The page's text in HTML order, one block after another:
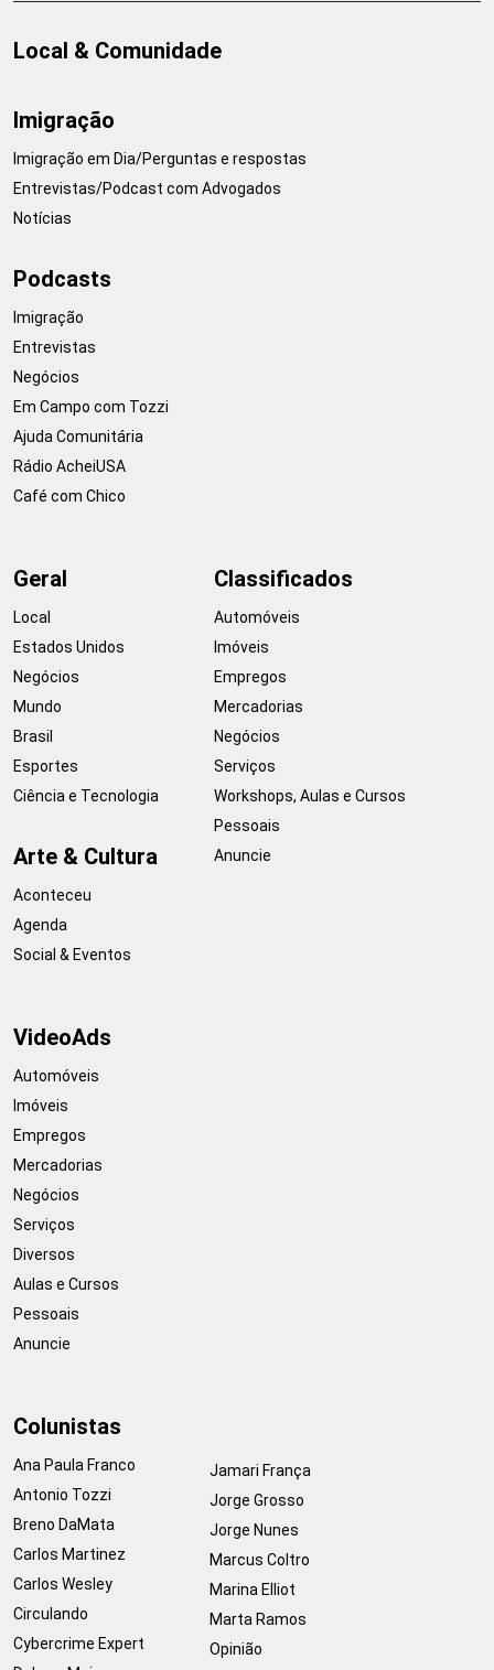
Local & Comunidade
Imigração
Imigração em Dia/Perguntas e respostas
Entrevistas/Podcast com Advogados
Notícias
Podcasts
Imigração
Entrevistas
Negócios
Em Campo com Tozzi
Ajuda Comunitária
Rádio AcheiUSA
Café com Chico
Geral
Local
Estados Unidos
Negócios
Mundo
Brasil
Esportes
Ciência e Tecnologia
Arte & Cultura
Aconteceu
Agenda
Social & Eventos
Classificados
Automóveis
Imóveis
Empregos
Mercadorias
Negócios
Serviços
Workshops, Aulas e Cursos
Pessoais
Anuncie
VideoAds
Automóveis
Imóveis
Empregos
Mercadorias
Negócios
Serviços
Diversos
Aulas e Cursos
Pessoais
Anuncie
Colunistas
Ana Paula Franco
Antonio Tozzi
Breno DaMata
Carlos Martinez
Carlos Wesley
Circulando
Cybercrime Expert
Jamari França
Jorge Grosso
Jorge Nunes
Marcus Coltro
Marina Elliot
Marta Ramos
Opinião